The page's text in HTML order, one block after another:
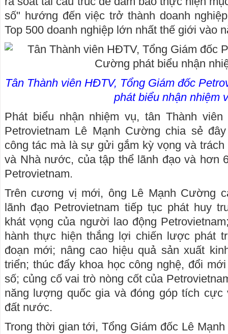
số" hướng đến việc trở thành doanh
Top 500 doanh nghiệp lớn nhất thế giới vào
Tân Thành viên HĐTV, Tổng Giám đốc
phát biểu nhận nhiệm
Phát biểu nhận nhiệm vụ, tân Thành
Petrovietnam Lê Mạnh Cường chia sẻ
công tác mà là sự gửi gắm kỳ vọng và
và Nhà nước, của tập thể lãnh đạo và hơn
Petrovietnam.
Trên cương vị mới, ông Lê Mạnh Cường
lãnh đạo Petrovietnam tiếp tục phát huy
khát vọng của người lao động
hành thực hiện thắng lợi chiến lược phát
đoạn mới; nâng cao hiệu quả sản xuất
triển; thúc đẩy khoa học công nghệ, đổi
số; củng cố vai trò nòng cốt của
năng lượng quốc gia và đóng góp tích
đất nước.
Trong thời gian tới, Tổng Giám đốc Lê